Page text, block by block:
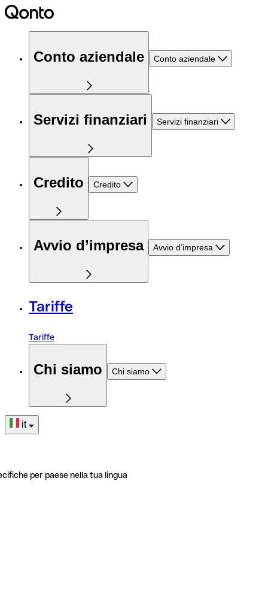
Conto aziendale Conto aziendale
Servizi finanziari Servizi finanziari
Credito Credito
Avvio d’impresa Avvio d’impresa
Tariffe
Tariffe
Chi siamo Chi siamo
it
per paese nella tua lingua